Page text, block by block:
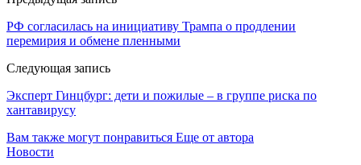
РФ согласилась на инициативу Трампа о продлении
перемирия и обмене пленными
Следующая запись
Эксперт Гинцбург: дети и пожилые – в группе риска по
хантавирусу
Вам также могут понравиться Еще от автора
Новости